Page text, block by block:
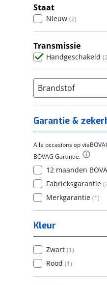
Staat
Nieuw (2)
Transmissie
Handgeschakeld (2
Brandstof
Garantie &
Alle occasions op
BOVAG Garantie.
12 maanden
Fabrieksgarantie (
Merkgarantie (1)
Kleur
Zwart (1)
Rood (1)